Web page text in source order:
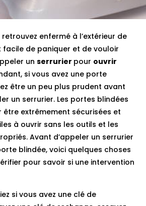
enfermé à l’extérieur de
facile de paniquer et de vouloir
unserrurier pour ouvrir
si vous avez une porte
être un peu plus prudent avant
un serrurier. Les portes blindées
extrêmement sécurisées et
à ouvrir sans les outils et les
Avant d’appeler un serrurier
blindée, voici quelques choses
pour savoir si une intervention
si vous avez une clé de